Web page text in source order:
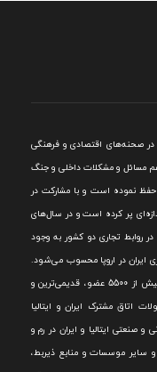
در صحنه‌های اقتصادی و فرهنگی
مسائل و مشکلات داخلی و جنگ
حفظ نموده است و با مشارکت در
پر کرده است و در سال‌های
روابط تجاری دو کشور به وجود
ايران در اروپا محسوب می‌شود.
اتاق مشترک ایران و ایتالیا در سال ۱۳۷۰ تاسیس و با بیش از 5500 عضو، قدیمی‌ترین و
اتاق مشترک ايران و ايتاليا
صنعتی ايتاليا و ايران در رم و
و ساير موسسات و منابع ذيربط،